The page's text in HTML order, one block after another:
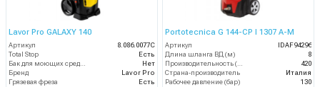
Lavor Pro GALAXY 140
Артикул
8.086.0077C
Total Stop
Есть
Бак для моющих средств
Нет
Бренд
Lavor Pro
Грязевая фреза
Есть
Portotecnica G 144-CP I 1307 A-M
Артикул
IDAF94296
Длина шланга ВД (м)
8
Производительность (л/ч)
420
Страна-производитель
Италия
Рабочее давление (бар)
130